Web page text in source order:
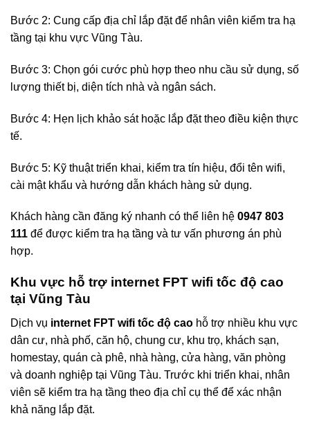
Bước 2: Cung cấp địa chỉ lắp đặt để nhân viên kiểm tra hạ
tầng tại khu vực Vũng Tàu.
Bước 3: Chọn gói cước phù hợp theo nhu cầu sử dụng, số
lượng thiết bị, diện tích nhà và ngân sách.
Bước 4: Hẹn lịch khảo sát hoặc lắp đặt theo điều kiện thực
tế.
Bước 5: Kỹ thuật triển khai, kiểm tra tín hiệu, đổi tên wifi,
cài mật khẩu và hướng dẫn khách hàng sử dụng.
Khách hàng cần đăng ký nhanh có thể liên hệ 0947 803
111 để được kiểm tra hạ tầng và tư vấn phương án phù
hợp.
Khu vực hỗ trợ internet FPT wifi tốc độ cao
tại Vũng Tàu
Dịch vụ internet FPT wifi tốc độ cao hỗ trợ nhiều khu vực
dân cư, nhà phố, căn hộ, chung cư, khu trọ, khách sạn,
homestay, quán cà phê, nhà hàng, cửa hàng, văn phòng
và doanh nghiệp tại Vũng Tàu. Trước khi triển khai, nhân
viên sẽ kiểm tra hạ tầng theo địa chỉ cụ thể để xác nhận
khả năng lắp đặt.